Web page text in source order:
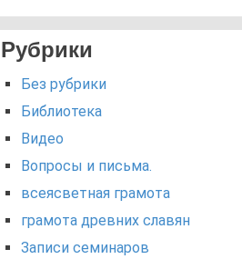
Рубрики
Без рубрики
Библиотека
Видео
Вопросы и письма.
всеясветная грамота
грамота древних славян
Записи семинаров